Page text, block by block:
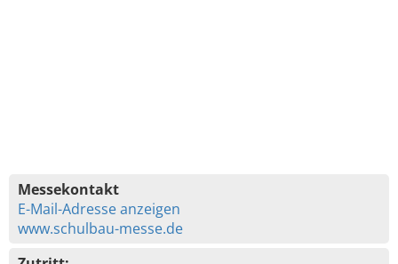
Messekontakt
E-Mail-Adresse anzeigen
www.schulbau-messe.de